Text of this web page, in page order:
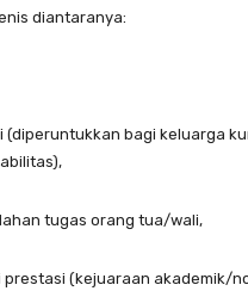
diantaranya:
(diperuntukkan bagi keluarga
tugas orang tua/wali,
(kejuaraan akademik/